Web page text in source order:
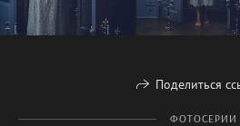
Поделиться
ФОТОСЕРИИ